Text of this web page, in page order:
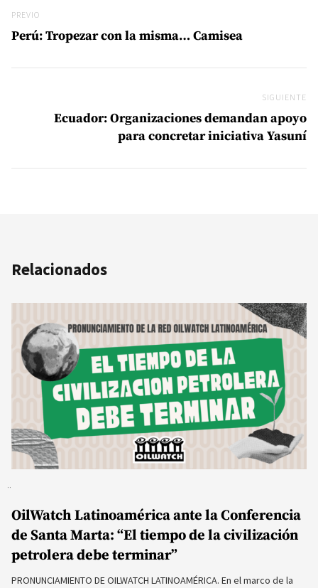
Previo
PREVIO
Perú: Tropezar con la misma… Camisea
SIGUIENTE
Ecuador: Organizaciones demandan apoyo
para concretar iniciativa Yasuní
Relacionados
OilWatch Latinoamérica ante la Conferencia
de Santa Marta: “El tiempo de la civilización
petrolera debe terminar”
PRONUNCIAMIENTO DE OILWATCH LATINOAMÉRICA. En el marco de la